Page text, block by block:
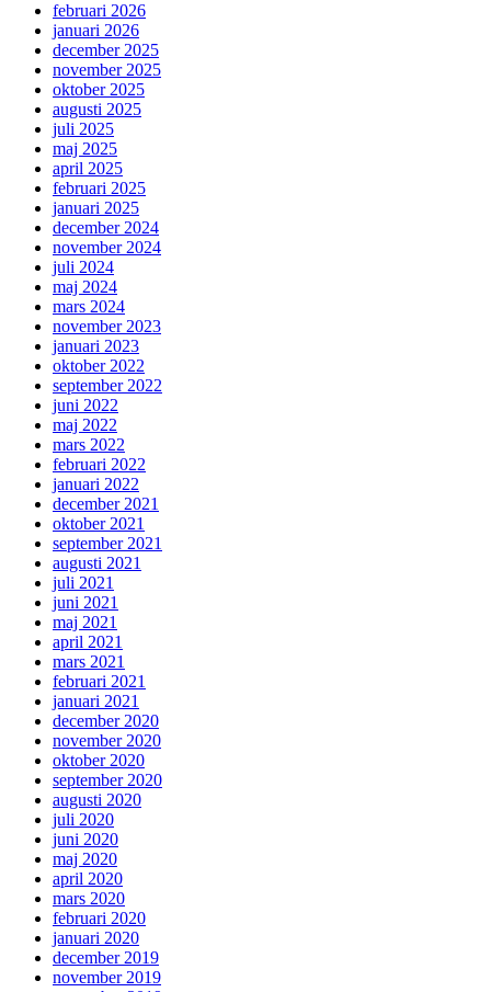
februari 2026
januari 2026
december 2025
november 2025
oktober 2025
augusti 2025
juli 2025
maj 2025
april 2025
februari 2025
januari 2025
december 2024
november 2024
juli 2024
maj 2024
mars 2024
november 2023
januari 2023
oktober 2022
september 2022
juni 2022
maj 2022
mars 2022
februari 2022
januari 2022
december 2021
oktober 2021
september 2021
augusti 2021
juli 2021
juni 2021
maj 2021
april 2021
mars 2021
februari 2021
januari 2021
december 2020
november 2020
oktober 2020
september 2020
augusti 2020
juli 2020
juni 2020
maj 2020
april 2020
mars 2020
februari 2020
januari 2020
december 2019
november 2019